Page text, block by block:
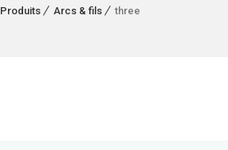
Produits Arcs & fils three